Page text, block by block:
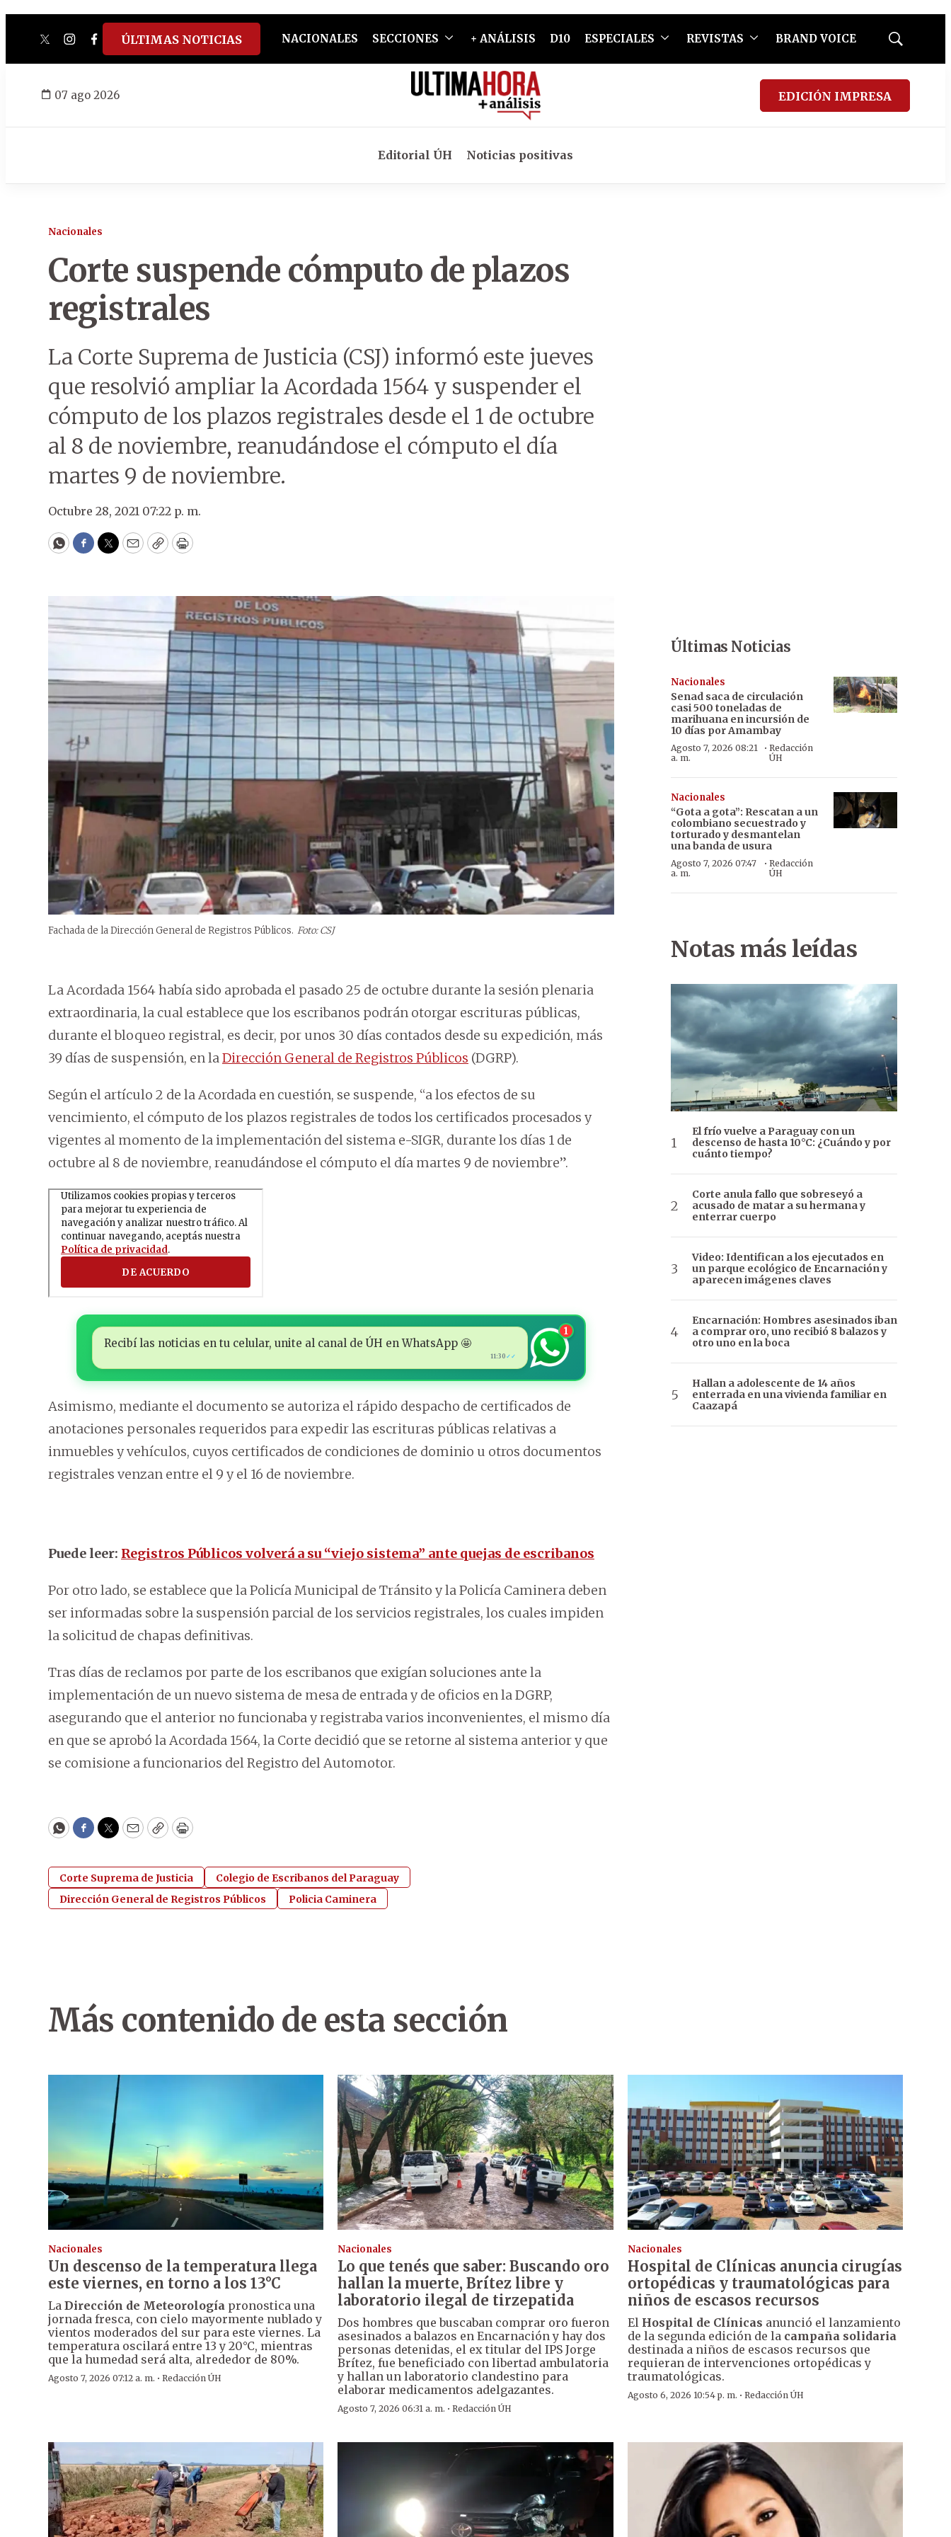
twitterinstagram
facebook
tiktokyoutube
spotify
ÚLTIMAS NOTICIAS NACIONALES SECCIONES + ANÁLISIS D10 ESPECIALES REVISTAS BRAND VOICE
Mostrar
07 ago 2026 EDICIÓN IMPRESA
Editorial ÚH Noticias positivas
Nacionales
Corte suspende cómputo de plazos
registrales
La Corte Suprema de Justicia (CSJ) informó este jueves
que resolvió ampliar la Acordada 1564 y suspender el
cómputo de los plazos registrales desde el 1 de octubre
al 8 de noviembre, reanudándose el cómputo el día
martes 9 de noviembre.
Octubre 28, 2021 07:22 p. m.
WhatsApp
Facebook
Twitter
EmailCopyPrint
Fachada de la Dirección General de Registros Públicos. Foto: CSJ
La Acordada 1564 había sido aprobada el pasado 25 de octubre durante la sesión plenaria
extraordinaria, la cual establece que los escribanos podrán otorgar escrituras públicas,
durante el bloqueo registral, es decir, por unos 30 días contados desde su expedición, más
39 días de suspensión, en laDirección General de Registros Públicos (DGRP).
Según el artículo 2 de la Acordada en cuestión, se suspende, “a los efectos de su
vencimiento, el cómputo de los plazos registrales de todos los certificados procesados y
vigentes al momento de la implementación del sistema e-SIGR, durante los días 1 de
octubre al 8 de noviembre, reanudándose el cómputo el día martes 9 de noviembre”.
Recibí las noticias en tu celular, unite al canal de ÚH en WhatsApp 🤩
11:30 ✓✓
1
Asimismo, mediante el documento se autoriza el rápido despacho de certificados de
anotaciones personales requeridos para expedir las escrituras públicas relativas a
inmuebles y vehículos, cuyos certificados de condiciones de dominio u otros documentos
registrales venzan entre el 9 y el 16 de noviembre.
Puede leer: Registros Públicos volverá a su “viejo sistema” ante quejas de escribanos
Por otro lado, se establece que la Policía Municipal de Tránsito y la Policía Caminera deben
ser informadas sobre la suspensión parcial de los servicios registrales, los cuales impiden
la solicitud de chapas definitivas.
Tras días de reclamos por parte de los escribanos que exigían soluciones ante la
implementación de un nuevo sistema de mesa de entrada y de oficios en la DGRP,
asegurando que el anterior no funcionaba y registraba varios inconvenientes, el mismo día
en que se aprobó la Acordada 1564, la Corte decidió que se retorne al sistema anterior y que
se comisione a funcionarios del Registro del Automotor.
WhatsApp
Facebook
Twitter
EmailCopyPrint
Corte Suprema de Justicia
Colegio de Escribanos del Paraguay
Dirección General de Registros Públicos
Policia Caminera
Últimas Noticias
Nacionales
Senad saca de circulación
casi 500 toneladas de
marihuana en incursión de
10 días por Amambay
Agosto 7, 2026 08:21
a. m.
·Redacción
ÚH
Nacionales
“Gota a gota”: Rescatan a un
colombiano secuestrado y
torturado y desmantelan
una banda de usura
Agosto 7, 2026 07:47
a. m.
· Redacción
ÚH
Notas más leídas
El frío vuelve a Paraguay con un
descenso de hasta 10°C: ¿Cuándo y por
cuánto tiempo?
Corte anula fallo que sobreseyó a
acusado de matar a su hermana y
enterrar cuerpo
Video: Identifican a los ejecutados en
un parque ecológico de Encarnación y
aparecen imágenes claves
Encarnación: Hombres asesinados iban
a comprar oro, uno recibió 8 balazos y
otro uno en la boca
Hallan a adolescente de 14 años
enterrada en una vivienda familiar en
Caazapá
Más contenido de esta sección
Nacionales
Un descenso de la temperatura llega
este viernes, en torno a los 13°C
La Dirección de Meteorología pronostica una
jornada fresca, con cielo mayormente nublado y
vientos moderados del sur para este viernes. La
temperatura oscilará entre 13 y 20°C, mientras
que la humedad será alta, alrededor de 80%.
Agosto 7, 2026 07:12 a. m. · Redacción ÚH
Nacionales
Lo que tenés que saber: Buscando oro
hallan la muerte, Brítez libre y
laboratorio ilegal de tirzepatida
Dos hombres que buscaban comprar oro fueron
asesinados a balazos en Encarnación y hay dos
personas detenidas, el ex titular del IPS Jorge
Brítez, fue beneficiado con libertad ambulatoria
y hallan un laboratorio clandestino para
elaborar medicamentos adelgazantes.
Agosto 7, 2026 06:31 a. m. ·Redacción ÚH
Nacionales
Hospital de Clínicas anuncia cirugías
ortopédicas y traumatológicas para
niños de escasos recursos
El Hospital de Clínicas anunció el lanzamiento
de la segunda edición de la campaña solidaria
destinada a niños de escasos recursos que
requieran de intervenciones ortopédicas y
traumatológicas.
Agosto 6, 2026 10:54 p. m. · Redacción ÚH